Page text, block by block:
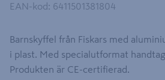
EAN-kod : 6411501381804
Barnskyffel från Fiskars med
i plast. Med specialutformat handtag
Produkten är CE-certifierad.